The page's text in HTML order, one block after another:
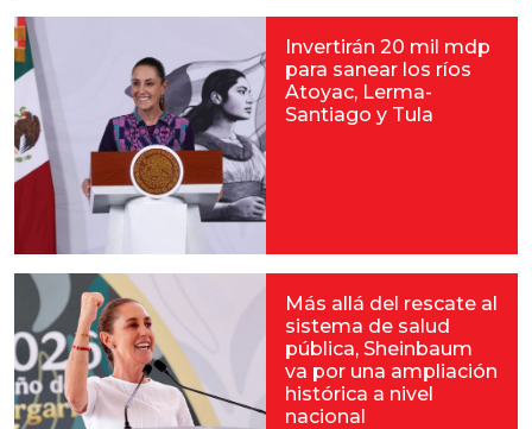
Invertirán 20 mil mdp
para sanear los ríos
Atoyac, Lerma-
Santiago y Tula
Más allá del rescate al
sistema de salud
pública, Sheinbaum
va por una ampliación
histórica a nivel
nacional